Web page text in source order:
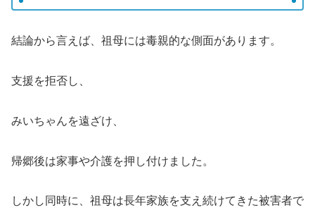
結論から言えば、祖母には毒親的な側面があります。
支援を拒否し、
みいちゃんを遠ざけ、
帰郷後は家事や介護を押し付けました。
しかし同時に、祖母は長年家族を支え続けてきた被害者で